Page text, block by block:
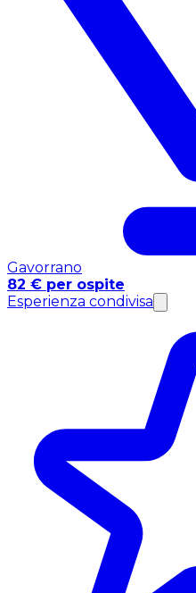
Gavorrano
82 € per ospite
Esperienza condivisa